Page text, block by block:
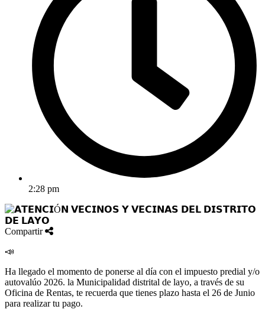
2:28 pm
Compartir
📣
Ha llegado el momento de ponerse al día con el impuesto predial y/o
autovalúo 2026. la Municipalidad distrital de layo, a través de su
Oficina de Rentas, te recuerda que tienes plazo hasta el 26 de Junio
para realizar tu pago.